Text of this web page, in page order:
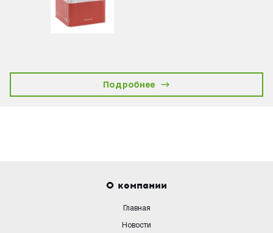
Подробнее
О компании
Главная
Новости